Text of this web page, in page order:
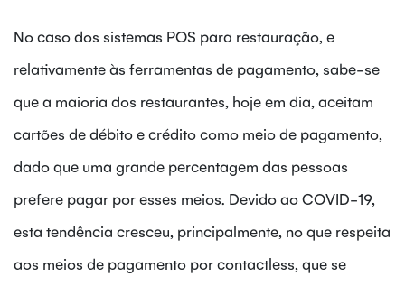
No caso dos sistemas POS para restauração, e
relativamente às ferramentas de pagamento, sabe-se
que a maioria dos restaurantes, hoje em dia, aceitam
cartões de débito e crédito como meio de pagamento,
dado que uma grande percentagem das pessoas
prefere pagar por esses meios. Devido ao COVID-19,
esta tendência cresceu, principalmente, no que respeita
aos meios de pagamento por contactless, que se